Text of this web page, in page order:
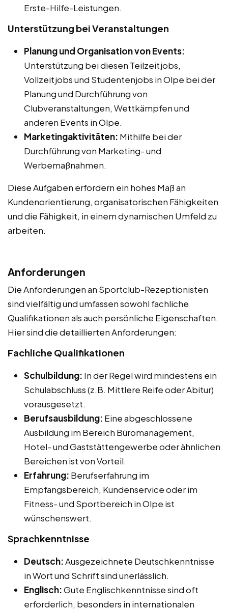
Erste-Hilfe-Leistungen.
Unterstützung bei Veranstaltungen
Planung und Organisation von Events:
Unterstützung bei diesen Teilzeitjobs,
Vollzeitjobs und Studentenjobs in Olpe bei der
Planung und Durchführung von
Clubveranstaltungen, Wettkämpfen und
anderen Events in Olpe.
Marketingaktivitäten: Mithilfe bei der
Durchführung von Marketing- und
Werbemaßnahmen.
Diese Aufgaben erfordern ein hohes Maß an
Kundenorientierung, organisatorischen Fähigkeiten
und die Fähigkeit, in einem dynamischen Umfeld zu
arbeiten.
Anforderungen
Die Anforderungen an Sportclub-Rezeptionisten
sind vielfältig und umfassen sowohl fachliche
Qualifikationen als auch persönliche Eigenschaften.
Hier sind die detaillierten Anforderungen:
Fachliche Qualifikationen
Schulbildung: In der Regel wird mindestens ein
Schulabschluss (z.B. Mittlere Reife oder Abitur)
vorausgesetzt.
Berufsausbildung: Eine abgeschlossene
Ausbildung im Bereich Büromanagement,
Hotel- und Gaststättengewerbe oder ähnlichen
Bereichen ist von Vorteil.
Erfahrung: Berufserfahrung im
Empfangsbereich, Kundenservice oder im
Fitness- und Sportbereich in Olpe ist
wünschenswert.
Sprachkenntnisse
Deutsch:Ausgezeichnete Deutschkenntnisse
in Wort und Schrift sind unerlässlich.
Englisch:Gute Englischkenntnisse sind oft
erforderlich, besonders in internationalen